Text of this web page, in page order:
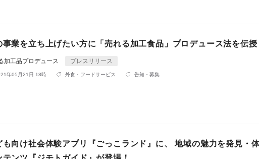
事業を立ち上げたい方に「売れる加工食品」プロデュース法を伝授
加工品プロデュース プレスリリース
年05月21日 18時 外食・フードサービス 告知・募集
も向け社会体験アプリ『ごっこランド』に、 地域の魅力を発見・